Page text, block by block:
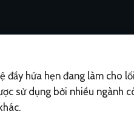
hứa hẹn đang làm cho
sử dụng bởi nhiều ngành